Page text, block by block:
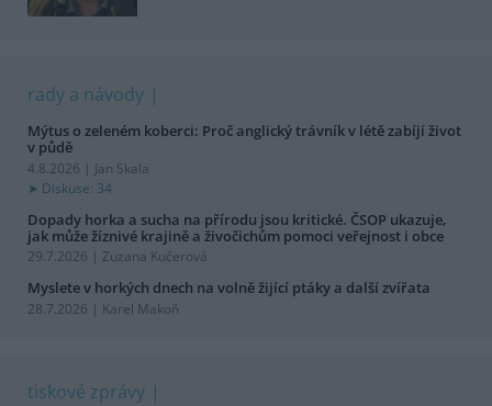
rady a návody
Mýtus o zeleném koberci: Proč anglický trávník v létě zabíjí život
v půdě
4.8.2026 | Jan Skala
Diskuse: 34
Dopady horka a sucha na přírodu jsou kritické. ČSOP ukazuje,
jak může žíznivé krajině a živočichům pomoci veřejnost i obce
29.7.2026 | Zuzana Kučerová
Myslete v horkých dnech na volně žijící ptáky a další zvířata
28.7.2026 | Karel Makoň
tiskové zprávy